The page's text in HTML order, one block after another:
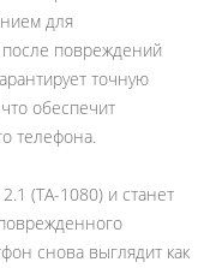
для
после повреждений
точную
обеспечит
телефона.
(TA-1080) и станет
снова выглядит как